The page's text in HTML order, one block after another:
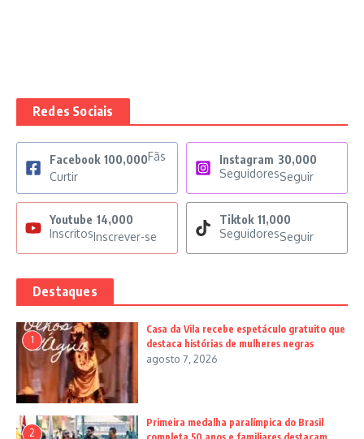
Redes Sociais
Facebook 100,000Fãs
Curtir
Instagram 30,000
SeguidoresSeguir
Youtube 14,000
InscritosInscrever-se
Tiktok 11,000
SeguidoresSeguir
Destaques
1
Casa da Vila recebe espetáculo gratuito que
destaca histórias de mulheres negras
agosto 7, 2026
2
Primeira medalha paralímpica do Brasil